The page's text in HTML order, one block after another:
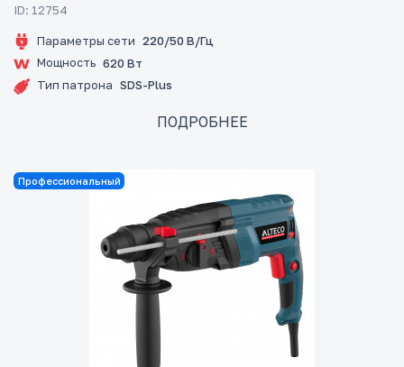
ID: 12754
Параметры сети 220/50 В/Гц
Мощность 620 Вт
Тип патрона SDS-Plus
ПОДРОБНЕЕ
Профессиональный